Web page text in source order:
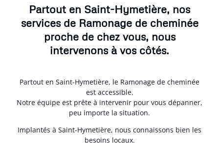
Partout en Saint-Hymetière, nos
services de Ramonage de cheminée
proche de chez vous, nous
intervenons à vos côtés.
Partout en Saint-Hymetière, le Ramonage de cheminée
est accessible.
Notre équipe est prête à intervenir pour vous dépanner,
peu importe la situation.
Implantés à Saint-Hymetière, nous connaissons bien les
besoins locaux.